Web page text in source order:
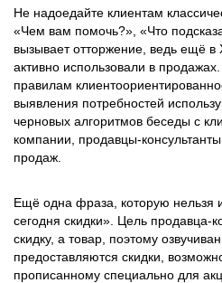
Не надоедайте клиентам
«Чем вам помочь?», «Что
вызывает отторжение, ведь ещё
активно использовали в
правилам
выявления потребностей
черновых алгоритмов беседы с
компании, продавцы-
продаж.
Ещё одна фраза, которую нельзя
сегодня скидки». Цель продавца-
скидку, а товар, поэтому
предоставляются скидки,
прописанному специально для